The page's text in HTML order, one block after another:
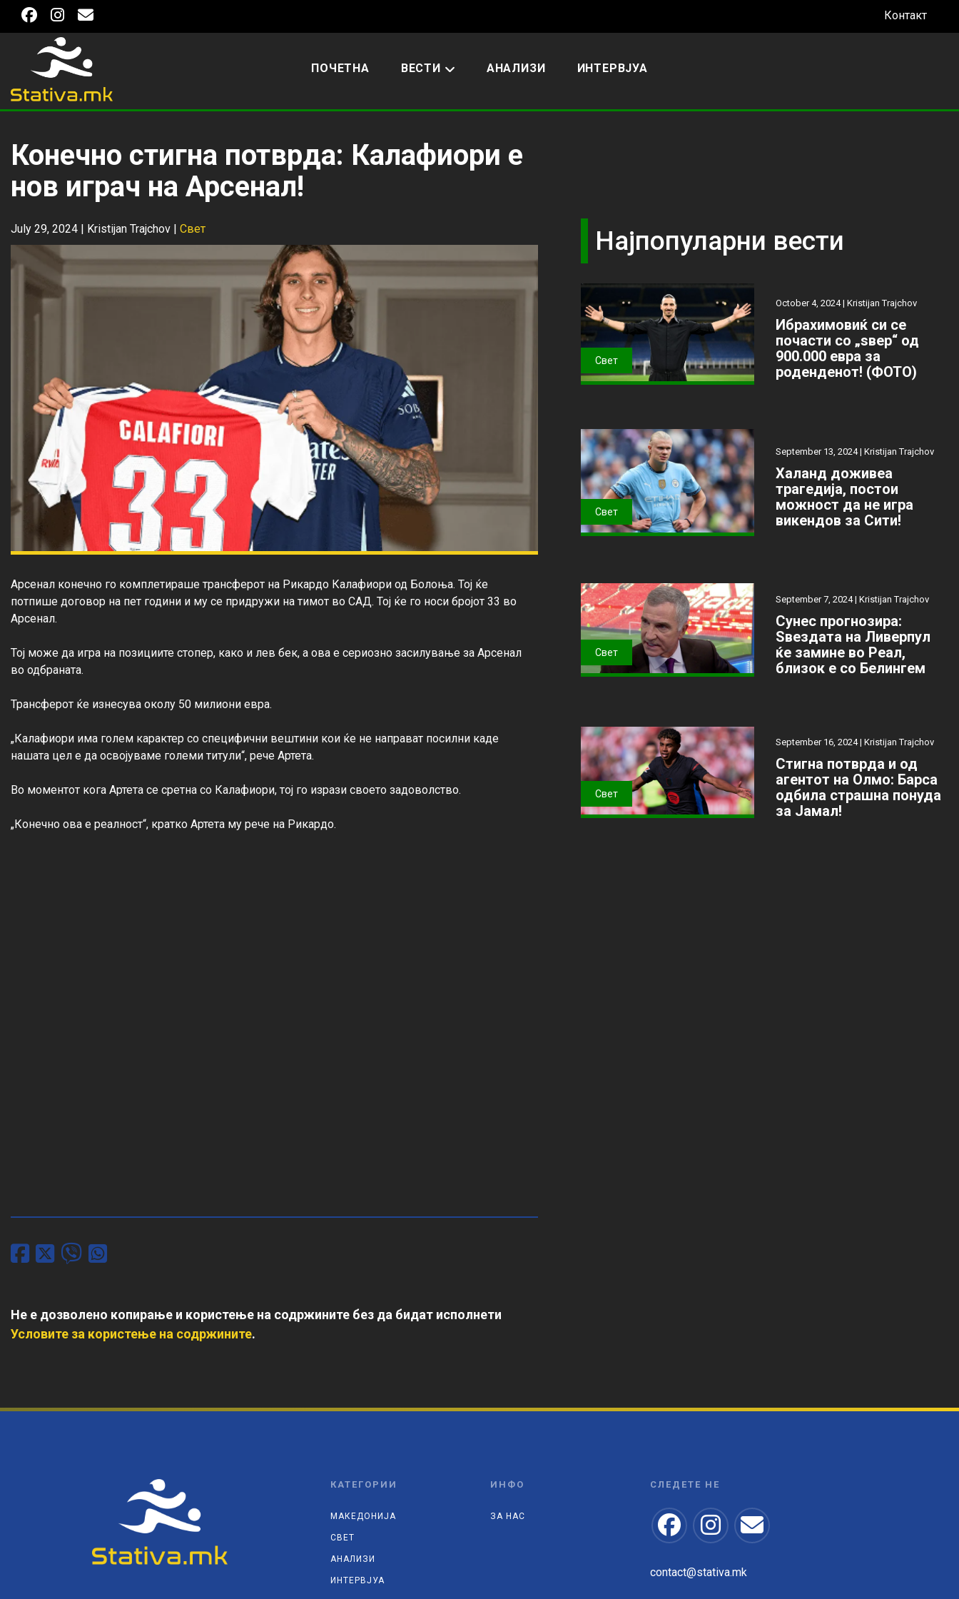
Контакт
ПОЧЕТНА ВЕСТИ АНАЛИЗИ ИНТЕРВЈУА
Конечно стигна потврда: Калафиори е
нов играч на Арсенал!
July 29, 2024 | Kristijan Trajchov | Свет
Арсенал конечно го комплетираше трансферот на Рикардо Калафиори од Болоња. Тој ќе
потпише договор на пет години и му се придружи на тимот во САД. Тој ќе го носи бројот 33 во
Арсенал.
Тој може да игра на позициите стопер, како и лев бек, а ова е сериозно засилување за Арсенал
во одбраната.
Трансферот ќе изнесува околу 50 милиони евра.
„Калафиори има голем карактер со специфични вештини кои ќе не направат посилни каде
нашата цел е да освојуваме големи титули“, рече Артета.
Во моментот кога Артета се сретна со Калафиори, тој го изрази своето задоволство.
„Конечно ова е реалност“, кратко Артета му рече на Рикардо.
Не е дозволено копирање и користење на содржините без да бидат исполнети
Условите за користење на содржините.
Најпопуларни вести
Свет
October 4, 2024 | Kristijan Trajchov
Ибрахимовиќ си се
почасти со „ѕвер“ од
900.000 евра за
роденденот! (ФОТО)
Свет
September 13, 2024 | Kristijan Trajchov
Халанд доживеа
трагедија, постои
можност да не игра
викендов за Сити!
Свет
September 7, 2024 | Kristijan Trajchov
Сунес прогнозира:
Ѕвездата на Ливерпул
ќе замине во Реал,
близок е со Белингем
Свет
September 16, 2024 | Kristijan Trajchov
Стигна потврда и од
агентот на Олмо: Барса
одбила страшна понуда
за Јамал!
КАТЕГОРИИ
МАКЕДОНИЈА
СВЕТ
АНАЛИЗИ
ИНТЕРВЈУА
ИНФО
ЗА НАС
СЛЕДЕТЕ НЕ
contact@stativa.mk